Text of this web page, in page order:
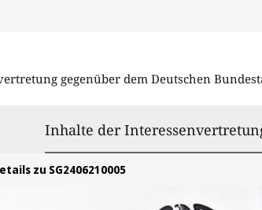
gegenüber dem Deutschen
Inhalte der
zu SG2406210005